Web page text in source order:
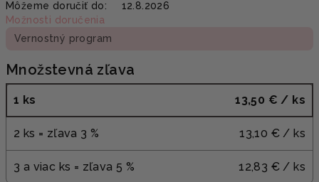
cena:
Môžeme doručiť do:
12.8.2026
Možnosti doručenia
Vernostný program
Množstevná zľava
1 ks 13,50 € / ks
2 ks = zľava 3 % 13,10 € / ks
3 a viac ks = zľava 5 % 12,83 € / ks